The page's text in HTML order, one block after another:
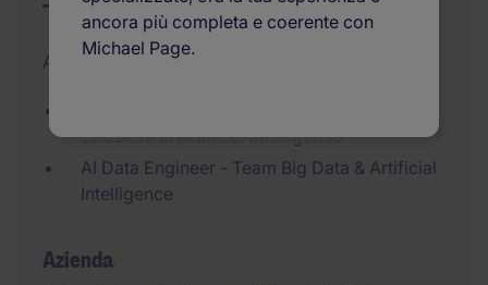
Aggiornato il 16/06/2026
soluzioni di Artificial Intelligence
AI Data Engineer - Team Big Data & Artificial
Intelligence
Azienda
ancora più completa e coerente con
Michael Page.